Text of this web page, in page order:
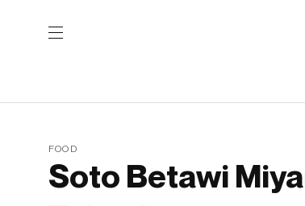
FOOD
Soto Betawi